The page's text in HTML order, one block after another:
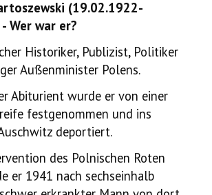
(19.02.1922-
Wer war er?
Historiker, Publizist, Politiker
Außenminister Polens.
Abiturient wurde er von einer
festgenommen und ins
deportiert.
des Polnischen Roten
er 1941 nach sechseinhalb